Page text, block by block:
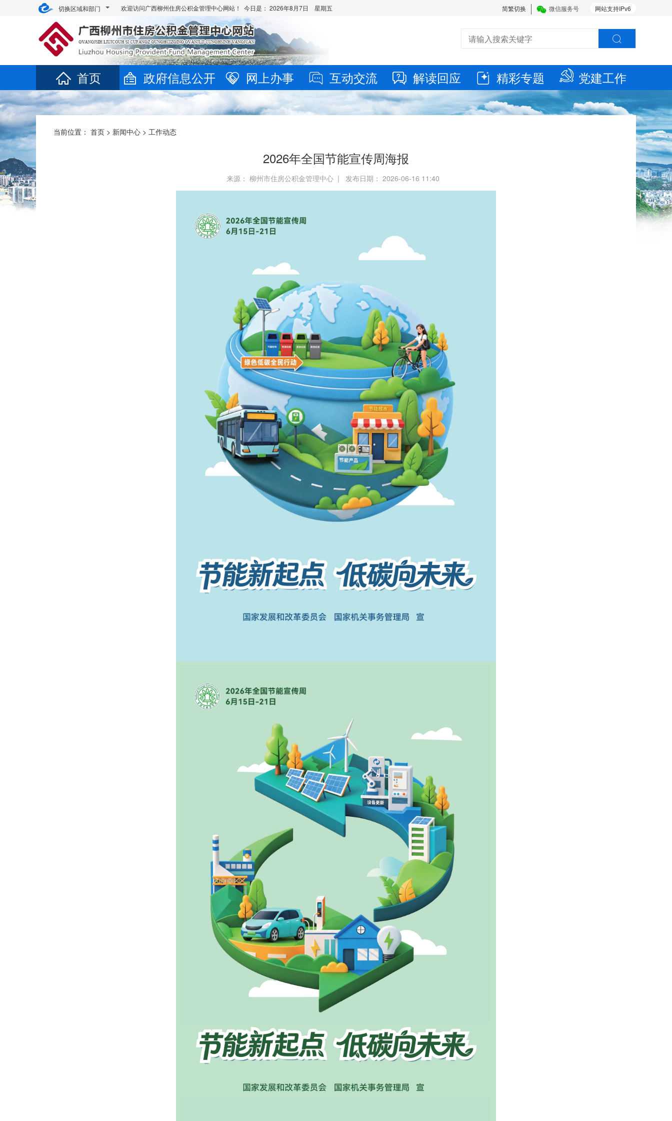
切换区域和部门 网站支持IPv6
简繁切换 微信服务号
欢迎访问广西柳州住房公积金管理中心网站！ 今日是： 2026年8月7日 星期五
首页 政府信息公开 网上办事 互动交流 解读回应 精彩专题 党建工作
当前位置： 首页 > 新闻中心 > 工作动态
2026年全国节能宣传周海报
来源： 柳州市住房公积金管理中心 | 发布日期： 2026-06-16 11:40